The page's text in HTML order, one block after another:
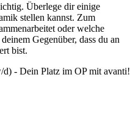
Überlege dir einige
stellen kannst. Zum
oder welche
Gegenüber, dass du an
bist.
d) - Dein Platz im OP mit avanti!